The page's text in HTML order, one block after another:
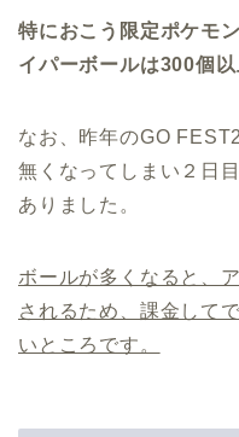
特におこう限定ポケモ
イパーボールは300個
なお、昨年のGO
無くなってしまい２日
ありました。
ボールが多くなると、
されるため、課金して
いところです。